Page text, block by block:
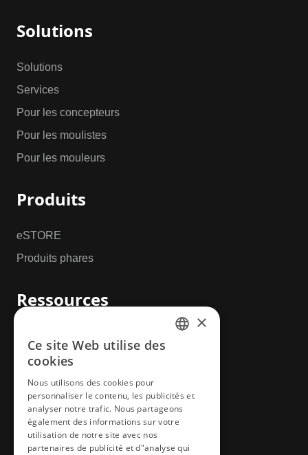
Solutions
Solutions
Services
Pour les concepteurs
Pour les moulistes
Pour les mouleurs
Produits
eSTORE
Produits phares
Ressources
Vidéo et média
DME University
CAO et conception
Plus
GERMAN
FRENCH
SPANICH
×
Ce site Web utilise des
cookies
Nous utilisons des cookies pour
personnaliser le contenu, les publicités et
analyser notre trafic. Nous partageons
également des informations sur votre
utilisation de notre site avec nos
partenaires de publicité et d"analyse qui